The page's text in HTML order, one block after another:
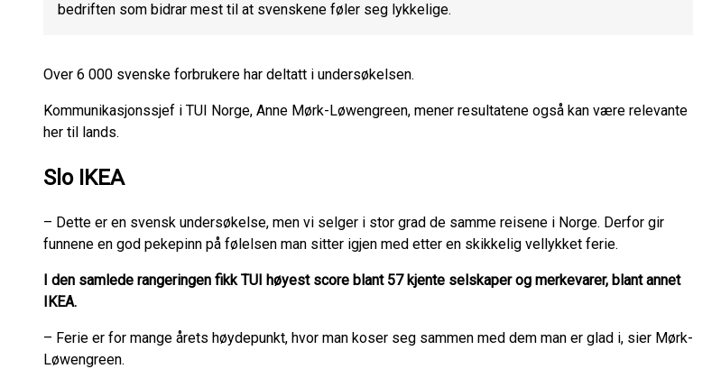
bedriften som bidrar mest til at svenskene føler seg lykkelige.
Over 6 000 svenske forbrukere har deltatt i undersøkelsen.
Kommunikasjonssjef i TUI Norge, Anne Mørk-Løwengreen, mener resultatene også kan være relevante
her til lands.
Slo IKEA
– Dette er en svensk undersøkelse, men vi selger i stor grad de samme reisene i Norge. Derfor gir
funnene en god pekepinn på følelsen man sitter igjen med etter en skikkelig vellykket ferie.
I den samlede rangeringen fikk TUI høyest score blant 57 kjente selskaper og merkevarer, blant annet
IKEA.
– Ferie er for mange årets høydepunkt, hvor man koser seg sammen med dem man er glad i, sier Mørk-
Løwengreen.